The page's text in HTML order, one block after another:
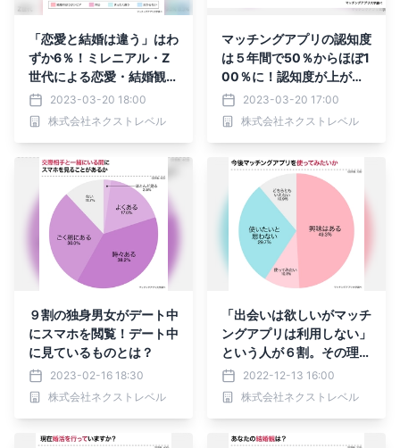
「恋愛と結婚は違う」はわ
ずか6％！ミレニアル・Z
世代による恋愛・結婚観の
違いを調査
2023-03-20 18:00
株式会社ネクストレベル
マッチングアプリの認知度
は５年間で50％からほぼ1
00％に！認知度が上がっ
た理由とは？
2023-03-20 17:00
株式会社ネクストレベル
９割の独身男女がデート中
にスマホを閲覧！デート中
に見ているものとは？
2023-02-16 18:30
株式会社ネクストレベル
「出会いは欲しいがマッチ
ングアプリは利用しない」
という人が６割。その理由
とは？2022-12-13 16:00
株式会社ネクストレベル